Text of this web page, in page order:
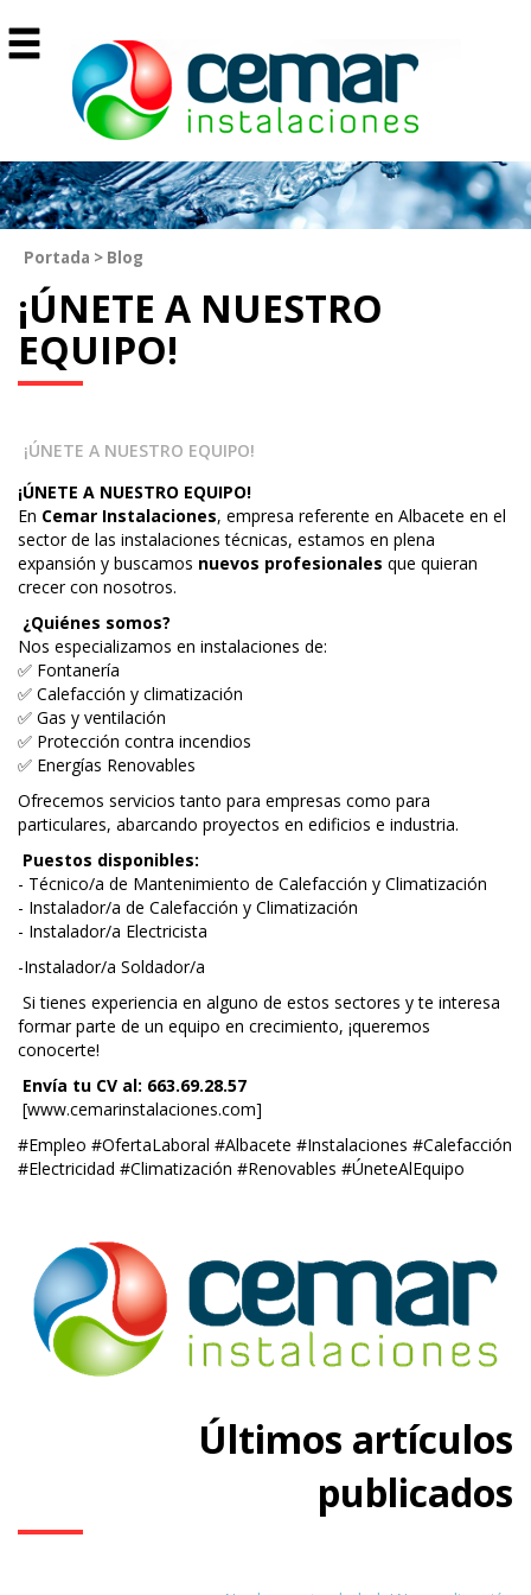
Portada > Blog
¡ÚNETE A NUESTRO
EQUIPO!
¡ÚNETE A NUESTRO EQUIPO!
¡ÚNETE A NUESTRO EQUIPO!
En Cemar Instalaciones, empresa referente en Albacete en el
sector de las instalaciones técnicas, estamos en plena
expansión y buscamos nuevos profesionales que quieran
crecer con nosotros.
¿Quiénes somos?
Nos especializamos en instalaciones de:
✅ Fontanería
✅ Calefacción y climatización
✅ Gas y ventilación
✅ Protección contra incendios
✅ Energías Renovables
Ofrecemos servicios tanto para empresas como para
particulares, abarcando proyectos en edificios e industria.
Puestos disponibles:
- Técnico/a de Mantenimiento de Calefacción y Climatización
- Instalador/a de Calefacción y Climatización
- Instalador/a Electricista
-Instalador/a Soldador/a
Si tienes experiencia en alguno de estos sectores y te interesa
formar parte de un equipo en crecimiento, ¡queremos
conocerte!
Envía tu CV al: 663.69.28.57
[www.cemarinstalaciones.com]
#Empleo #OfertaLaboral #Albacete #Instalaciones #Calefacción
#Electricidad #Climatización #Renovables #ÚneteAlEquipo
Últimos artículos
publicados